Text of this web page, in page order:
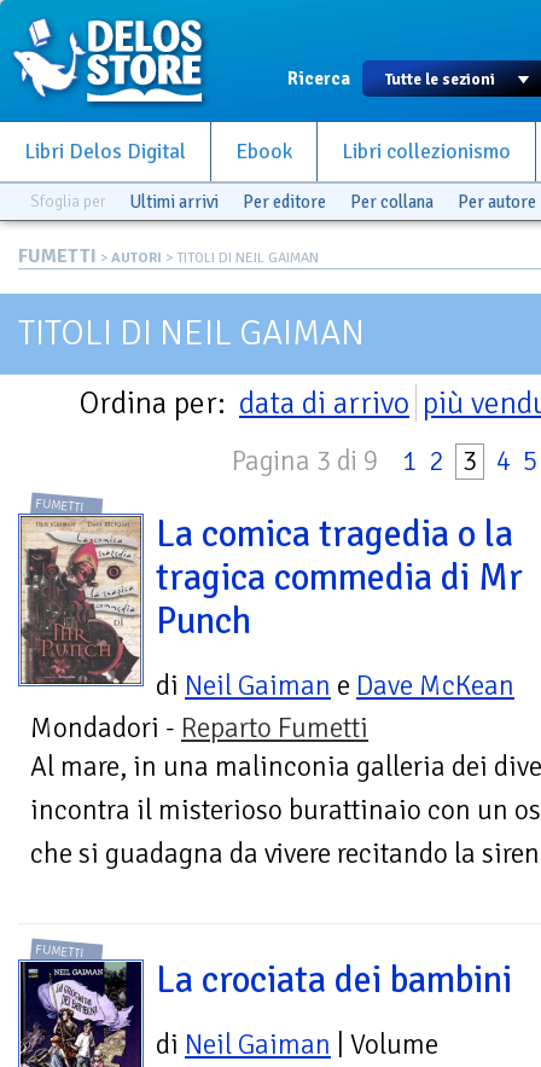
Ricerca
Libri Delos Digital Ebook Libri collezionismo
Sfoglia per Ultimi arrivi Per editore Per collana Per autore
FUMETTI > AUTORI > TITOLI DI NEIL GAIMAN
TITOLI DI NEIL GAIMAN
Ordina per: data di arrivo più
Pagina 3 di 9 1 2 3 4 5
FUMETTI
La comica tragedia o la
tragica commedia di Mr
Punch
di Neil Gaiman e Dave McKean
Mondadori - Reparto Fumetti
Al mare, in una malinconia galleria dei
incontra il misterioso burattinaio con un
che si guadagna da vivere recitando la
FUMETTI
La crociata dei bambini
di Neil Gaiman | Volume